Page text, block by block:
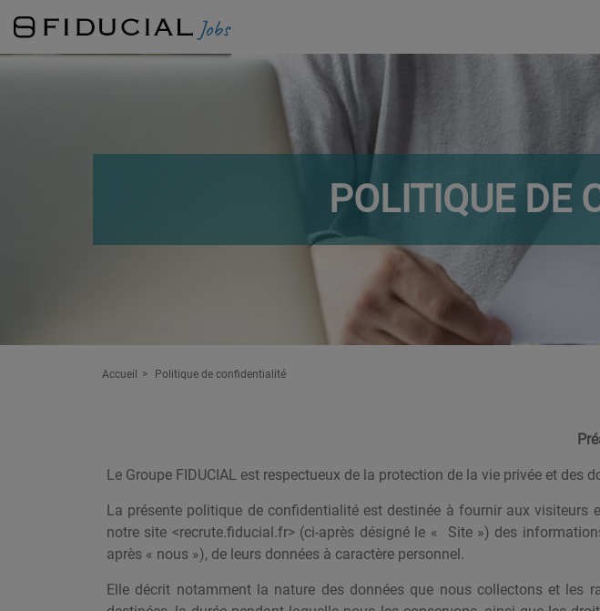
POLITIQUE DE
Accueil Politique de confidentialité
Le Groupe FIDUCIAL est respectueux de la protection de la vie privée et des
La présente politique de confidentialité est destinée à fournir aux
notre site <recrute.fiducial.fr> (ci-après désigné le « Site ») des
après « nous »), de leurs données à caractère personnel.
Elle décrit notamment la nature des données que nous collectons et les